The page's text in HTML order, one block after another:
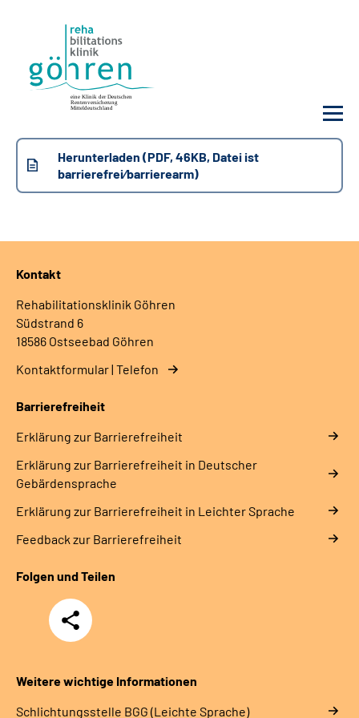
Unsere Klinik
Für Ärzte und Sozialdienste
Karriere
Leichte Sprache
Gebärdensprache
Herunterladen (PDF, 46KB, Datei ist
barrierefrei⁄barrierearm)
Kontakt
Rehabilitationsklinik Göhren
Südstrand 6
18586 Ostseebad Göhren
Kontaktformular | Telefon
Barrierefreiheit
Erklärung zur Barrierefreiheit
Erklärung zur Barrierefreiheit in Deutscher
Gebärdensprache
Erklärung zur Barrierefreiheit in Leichter Sprache
Feedback zur Barrierefreiheit
Folgen und Teilen
Teilen
Weitere wichtige Informationen
Schlich­tungs­stel­le BGG (Leichte Sprache)